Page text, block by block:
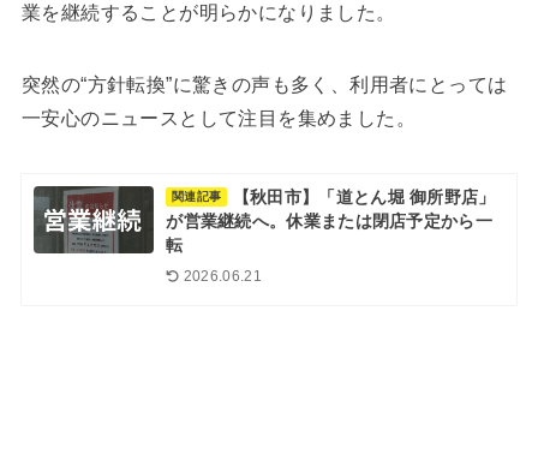
業を継続することが明らかになりました。
突然の“方針転換”に驚きの声も多く、利用者にとっては
一安心のニュースとして注目を集めました。
関連記事
【秋田市】「道とん堀 御所野店」
が営業継続へ。休業または閉店予定から一
転
2026.06.21